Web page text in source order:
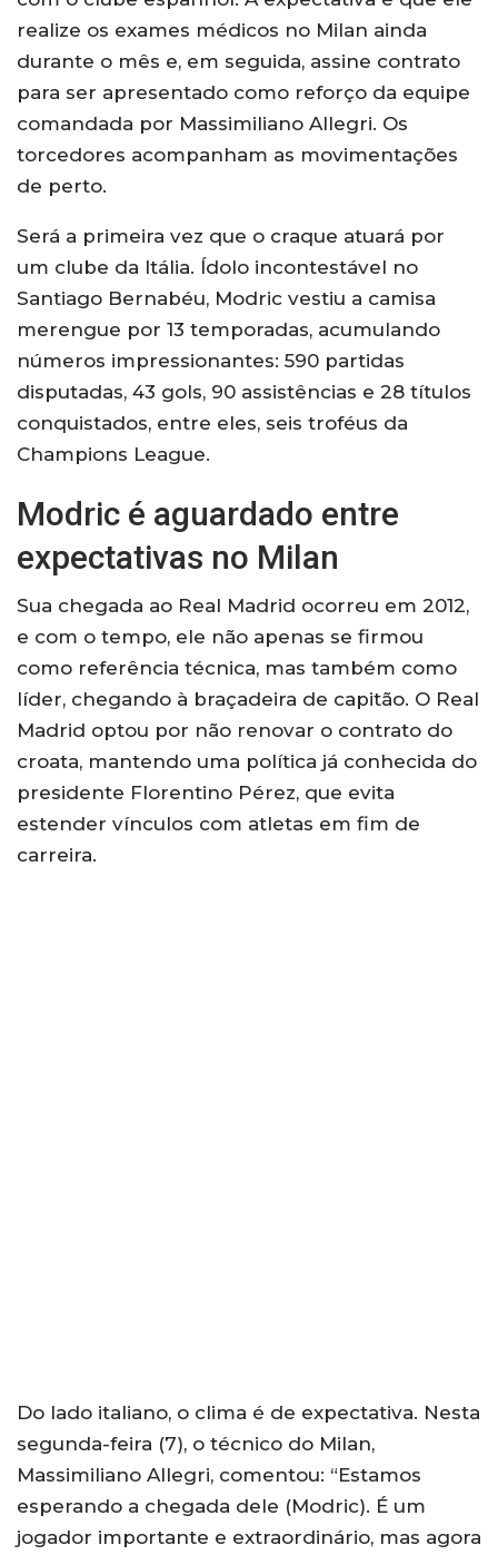
realize os exames médicos no Milan ainda
durante o mês e, em seguida, assine contrato
para ser apresentado como reforço da equipe
comandada por Massimiliano Allegri. Os
torcedores acompanham as movimentações
de perto.
Será a primeira vez que o craque atuará por
um clube da Itália. Ídolo incontestável no
Santiago Bernabéu, Modric vestiu a camisa
merengue por 13 temporadas, acumulando
números impressionantes: 590 partidas
disputadas, 43 gols, 90 assistências e 28 títulos
conquistados, entre eles, seis troféus da
Champions League.
Modric é aguardado entre
expectativas no Milan
Sua chegada ao Real Madrid ocorreu em 2012,
e com o tempo, ele não apenas se firmou
como referência técnica, mas também como
líder, chegando à braçadeira de capitão. O Real
Madrid optou por não renovar o contrato do
croata, mantendo uma política já conhecida do
presidente Florentino Pérez, que evita
estender vínculos com atletas em fim de
carreira.
Do lado italiano, o clima é de expectativa. Nesta
segunda-feira (7), o técnico do Milan,
Massimiliano Allegri, comentou: “Estamos
esperando a chegada dele (Modric). É um
jogador importante e extraordinário, mas agora